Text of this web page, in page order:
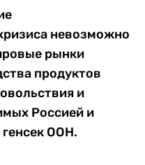
невозможно
рынки
продуктов
и
Россией и
ООН.